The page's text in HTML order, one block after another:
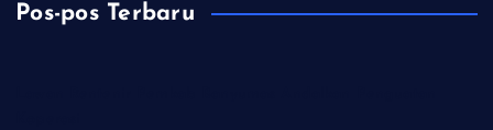
Pos-pos Terbaru